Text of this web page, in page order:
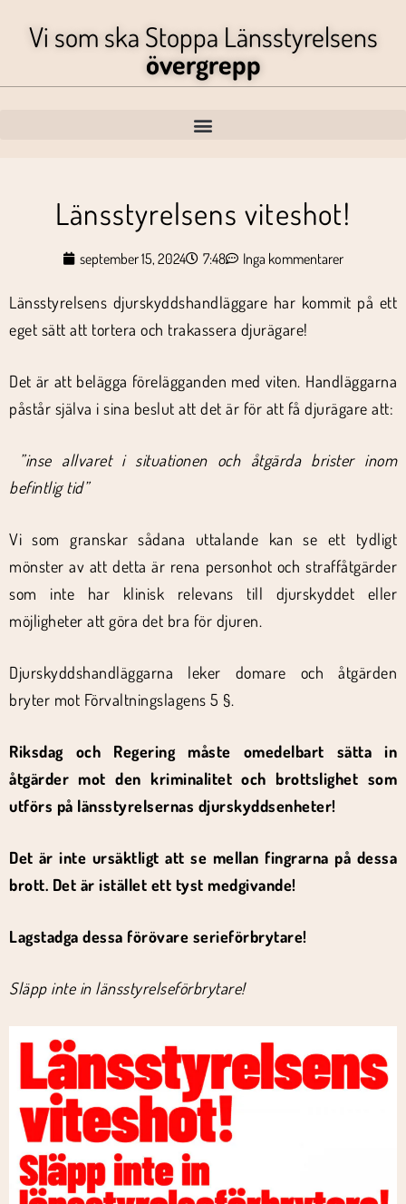
Vi som ska Stoppa Länsstyrelsens
övergrepp
Länsstyrelsens viteshot!
september 15, 2024 7:48 Inga kommentarer
Länsstyrelsens djurskyddshandläggare har kommit på ett
eget sätt att tortera och trakassera djurägare!
Det är att belägga förelägganden med viten. Handläggarna
påstår själva i sina beslut att det är för att få djurägare att:
”inse allvaret i situationen och åtgärda brister inom
befintlig tid”
Vi som granskar sådana uttalande kan se ett tydligt
mönster av att detta är rena personhot och straffåtgärder
som inte har klinisk relevans till djurskyddet eller
möjligheter att göra det bra för djuren.
Djurskyddshandläggarna leker domare och åtgärden
bryter mot Förvaltningslagens 5 §.
Riksdag och Regering måste omedelbart sätta in
åtgärder mot den kriminalitet och brottslighet som
utförs på länsstyrelsernas djurskyddsenheter!
Det är inte ursäktligt att se mellan fingrarna på dessa
brott. Det är istället ett tyst medgivande!
Lagstadga dessa förövare serieförbrytare!
Släpp inte in länsstyrelseförbrytare!